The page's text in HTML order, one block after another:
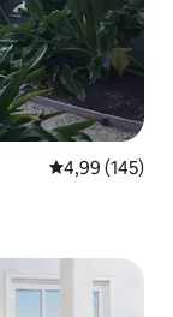
საშუალო
4,99 (145)